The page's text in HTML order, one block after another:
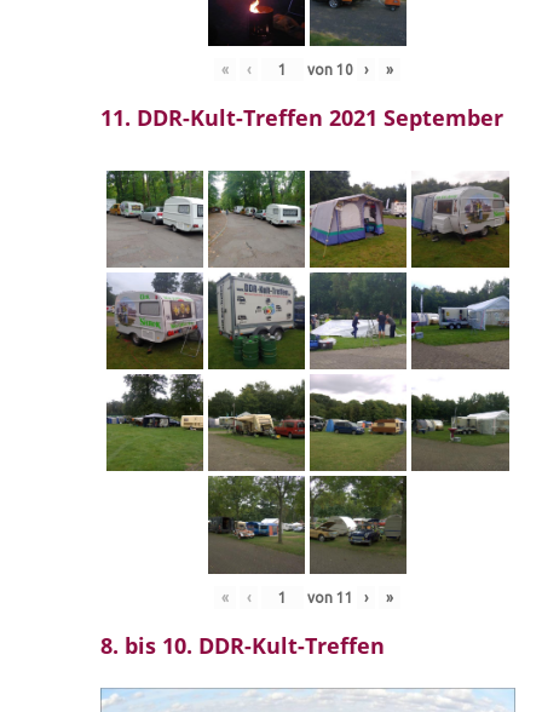
« ‹ von 10 › »
11. DDR-Kult-Treffen 2021 September
« ‹ von 11 › »
8. bis 10. DDR-Kult-Treffen